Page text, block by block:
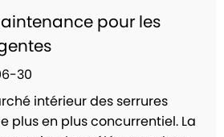
pour les
30
intérieur des serrures
plus en plus concurrentiel. La